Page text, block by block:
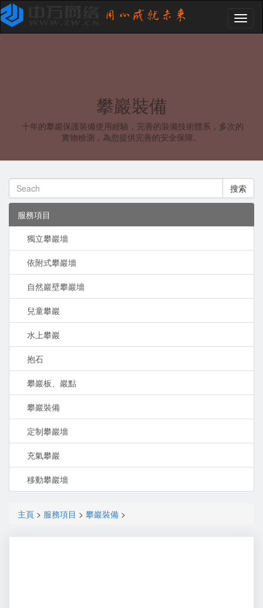
攀巖裝備
十年的攀巖保護裝備使用經驗，完善的裝備技術體系，多次的
實物檢測，為您提供完善的安全保障。
搜索
服務項目
獨立攀巖墻
依附式攀巖墻
自然巖壁攀巖墻
兒童攀巖
水上攀巖
抱石
攀巖板、巖點
攀巖裝備
定制攀巖墻
充氣攀巖
移動攀巖墻
主頁 > 服務項目 > 攀巖裝備 >